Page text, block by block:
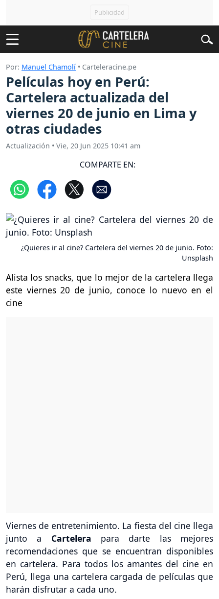
Por: Manuel Chamolí • Carteleracine.pe
Películas hoy en Perú:
Cartelera actualizada del
viernes 20 de junio en Lima y
otras ciudades
Actualización • Vie, 20 Jun 2025 10:41 am
COMPARTE EN:
¿Quieres ir al cine? Cartelera del viernes 20 de junio. Foto:
Unsplash
Alista los snacks, que lo mejor de la cartelera llega
este viernes 20 de junio, conoce lo nuevo en el
cine
Viernes de entretenimiento. La fiesta del cine llega
junto a Cartelera para darte las mejores
recomendaciones que se encuentran disponibles
en cartelera. Para todos los amantes del cine en
Perú, llega una cartelera cargada de películas que
harán disfrutar a cada uno.